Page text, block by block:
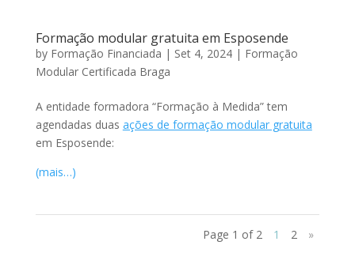
Formação modular gratuita em Esposende
by Formação Financiada | Set 4, 2024| Formação
Modular Certificada Braga
A entidade formadora “Formação à Medida” tem
agendadas duas ações de formação modular gratuita
em Esposende:
(mais…)
Page 1 of 2 1 2 »